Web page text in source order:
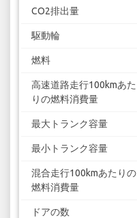
CO2排出量
駆動輪
燃料
高速道路走行100kmあた
りの燃料消費量
最大トランク容量
最小トランク容量
混合走行100kmあたりの
燃料消費量
ドアの数